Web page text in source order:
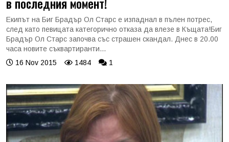
Екипът на Биг Брадър Ол Старс е изпаднал в пълен потрес,
след като певицата категорично отказа да влезе в Къщата!Биг
Брадър Ол Старс започва със страшен скандал. Днес в 20.00
часа новите съквартиранти...
16 Nov 2015
1484 1